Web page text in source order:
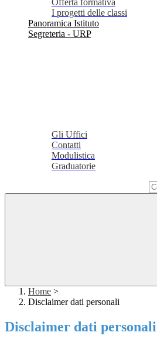
Offerta formativa
I progetti delle classi
Panoramica Istituto
Segreteria - URP
Gli Uffici
Contatti
Modulistica
Graduatorie
Home >
Disclaimer dati personali
Disclaimer dati personali